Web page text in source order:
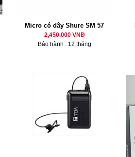
Micro có dây Shure SM 57
2,450,000 VNĐ
Bảo hành : 12 tháng